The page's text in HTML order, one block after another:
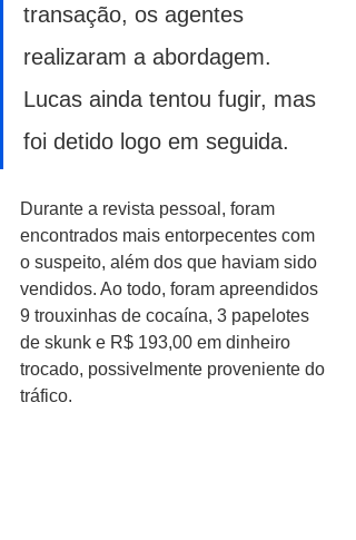
transação, os agentes
realizaram a abordagem.
Lucas ainda tentou fugir, mas
foi detido logo em seguida.
Durante a revista pessoal, foram
encontrados mais entorpecentes com
o suspeito, além dos que haviam sido
vendidos. Ao todo, foram apreendidos
9 trouxinhas de cocaína, 3 papelotes
de skunk e R$ 193,00 em dinheiro
trocado, possivelmente proveniente do
tráfico.